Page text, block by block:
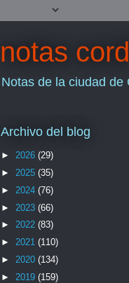
notas
Notas de la ciudad de
Archivo del blog
► 2026 (29)
► 2025 (35)
► 2024 (76)
► 2023 (66)
► 2022 (83)
► 2021 (110)
► 2020 (134)
► 2019 (159)